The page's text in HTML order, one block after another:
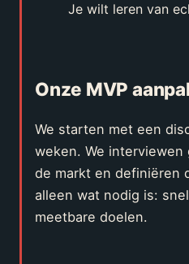
Je wilt leren van
Onze MVP
We starten met een
weken. We interviewen
de markt en definiëren
alleen wat nodig is:
meetbare doelen.